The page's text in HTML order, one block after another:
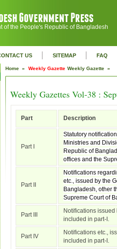
of the People's Republic of Bangladesh
US | SITEMAP | FAQ
Home » Weekly Gazette Weekly Gazette »
Weekly Gazettes Vol-38 :
Part Description
Part I
Statutory
Ministries and
Republic of
offices and the
Part II
Notifications
etc., issued by the
Bangladesh, other
Supreme Court of
Part III
Notifications
included in part-I.
Part IV
Notifications etc.,
included in part-I.